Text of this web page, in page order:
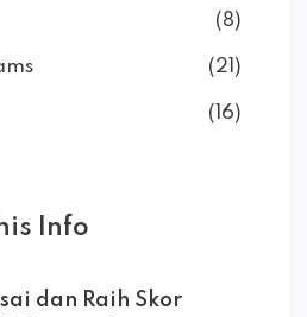
(8)
(21)
(16)
Info
dan Raih Skor